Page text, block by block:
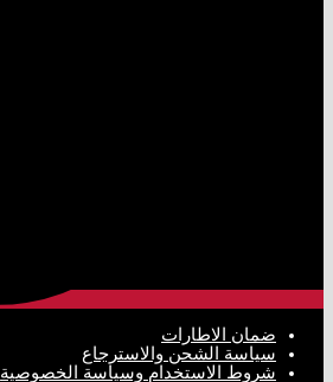
ضمان الاطارات
سياسة الشحن والاسترجاع
شروط الاستخدام وسياسة الخصوصية